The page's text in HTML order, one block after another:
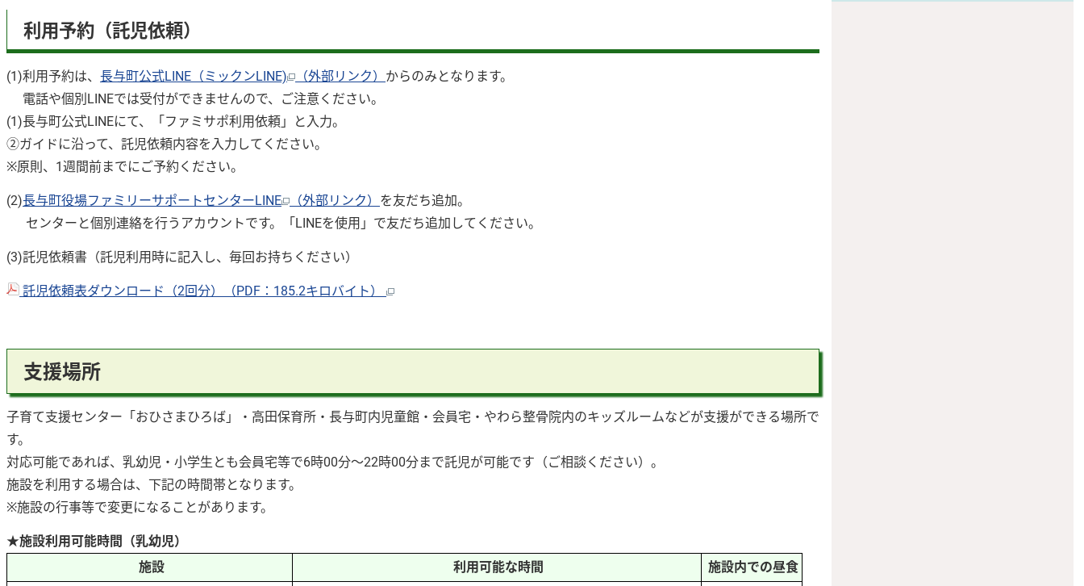
利用予約（託児依頼）
(1)利用予約は、 長与町公式LINE（ミックンLINE) （外部リンク） からのみとなります。
電話や個別LINEでは受付ができませんので、ご注意ください。
(1)長与町公式LINEにて、「ファミサポ利用依頼」と入力。
➁ガイドに沿って、託児依頼内容を入力してください。
※原則、1週間前までにご予約ください。
(2)長与町役場ファミリーサポートセンターLINE （外部リンク） を友だち追加。
センターと個別連絡を行うアカウントです。「LINEを使用」で友だち追加してください。
(3)託児依頼書（託児利用時に記入し、毎回お持ちください）
託児依頼表ダウンロード（2回分）（PDF：185.2キロバイト）
支援場所
子育て支援センター「おひさまひろば」・高田保育所・長与町内児童館・会員宅・やわら整骨院内のキッズルームなどが支援ができる場所で
す。
対応可能であれば、乳幼児・小学生とも会員宅等で6時00分～22時00分まで託児が可能です（ご相談ください）。
施設を利用する場合は、下記の時間帯となります。
※施設の行事等で変更になることがあります。
★施設利用可能時間（乳幼児）
施設
利用可能な時間 施設内での昼食